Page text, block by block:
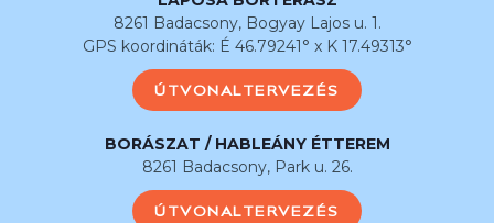
8261 Badacsony, Bogyay Lajos u. 1.
GPS koordináták: É 46.79241° x K 17.49313°
ÚTVONALTERVEZÉS
BORÁSZAT / HABLEÁNY ÉTTEREM
8261 Badacsony, Park u. 26.
ÚTVONALTERVEZÉS